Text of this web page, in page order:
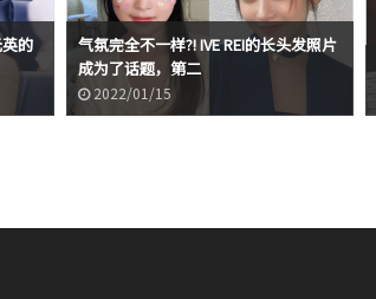
的
气氛完全不一样?! IVE REI的长头发照片
成为了话题，第二
2022/01/15